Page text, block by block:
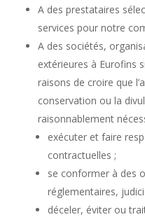
A des prestataires
services pour notre
A des sociétés,
extérieures à Eurofins
raisons de croire que
conservation ou la
raisonnablement
exécuter et faire
contractuelles ;
se conformer à des
réglementaires,
déceler, éviter ou